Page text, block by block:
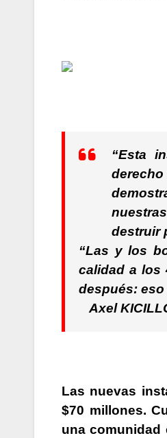
“Esta
derecho
destruir
“Las y los
calidad a los
después:
Axel
Las nuevas
$70 millones.
una comunidad